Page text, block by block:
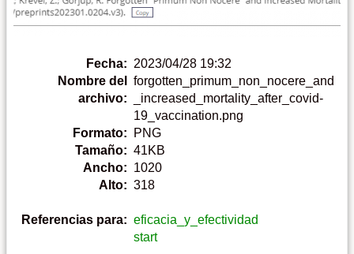
Fecha: 2023/04/28 19:32
Nombre del
archivo:
forgotten_primum_non_nocere_and
_increased_mortality_after_covid-
19_vaccination.png
Formato:
PNG
Tamaño: 41KB
Ancho: 1020
Alto: 318
Referencias para: eficacia_y_efectividad
start